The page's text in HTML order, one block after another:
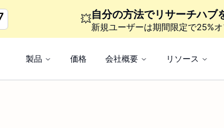
💥自分の方法でリサーチハブ
新規ユーザーは期間限定で25%
製品 価格 会社概要 リソース